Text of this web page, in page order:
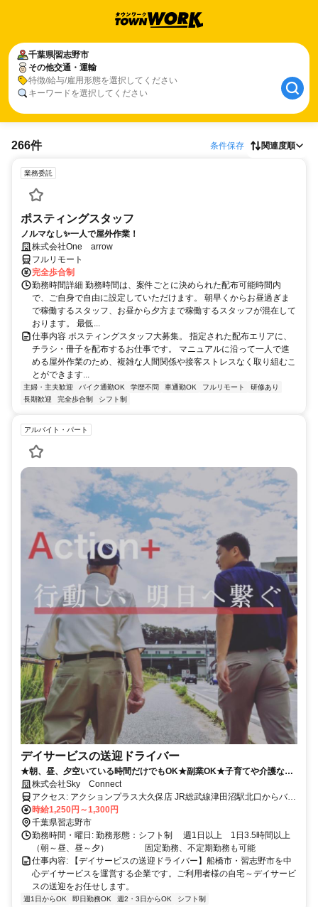
千葉県習志野市
その他交通・運輸
特徴/給与/雇用形態を選択してください
キーワードを選択してください
266件 条件保存 関連度順
業務委託
ポスティングスタッフ
ノルマなし✨一人で屋外作業！
株式会社One arrow
フルリモート
完全歩合制
勤務時間詳細 勤務時間は、案件ごとに決められた配布可能時間内
で、ご自身で自由に設定していただけます。 朝早くからお昼過ぎま
で稼働するスタッフ、お昼から夕方まで稼働するスタッフが混在して
おります。 最低...
仕事内容 ポスティングスタッフ大募集。 指定された配布エリアに、
チラシ・冊子を配布するお仕事です。 マニュアルに沿って一人で進
める屋外作業のため、複雑な人間関係や接客ストレスなく取り組むこ
とができます...
主婦・主夫歓迎 バイク通勤OK 学歴不問 車通勤OK フルリモート
研修あり
長期歓迎
完全歩合制 シフト制
アルバイト・パート
デイサービスの送迎ドライバー
★朝、昼、夕空いている時間だけでもOK★副業OK★子育てや介護など
の時期も働きやすい職場です！
株式会社Sky Connect
アクセス: アクションプラス大久保店 JR総武線津田沼駅北口からバス
7分、藤崎6丁目下車徒歩1分 ※津田沼駅北口4番5番バス乗り場より三
山車庫行、二宮神社行、八千代台駅行等多数
時給1,250円～1,300円
千葉県習志野市
勤務時間・曜日: 勤務形態：シフト制 週1日以上 1日3.5時間以上
（朝～昼、昼～夕） 固定勤務、不定期勤務も可能
仕事内容: 【デイサービスの送迎ドライバー】船橋市・習志野市を中
心デイサービスを運営する企業です。ご利用者様の自宅～デイサービ
スの送迎をお任せします。
週1日からOK 即日勤務OK 週2・3日からOK シフト制